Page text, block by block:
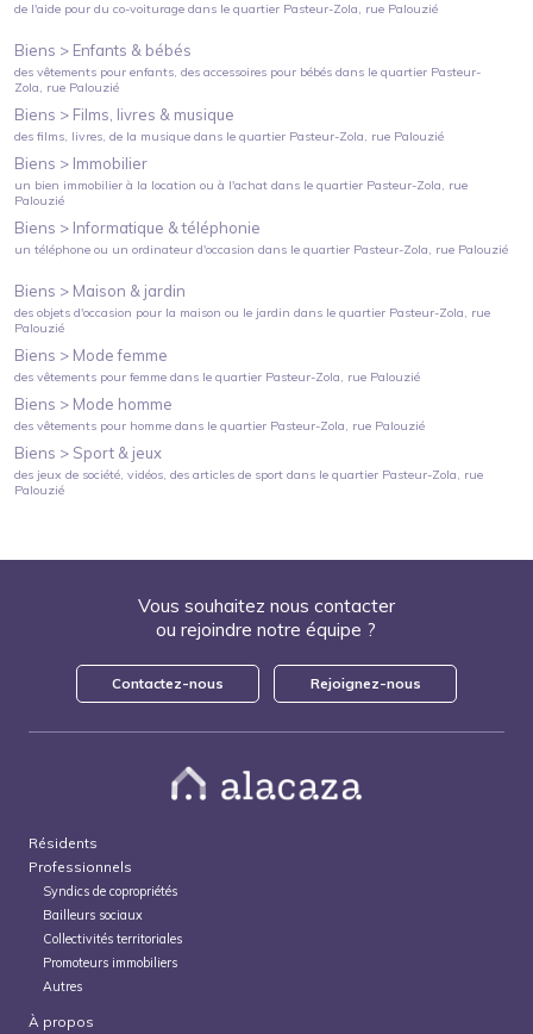
de l'aide pour du co-voiturage dans le quartier Pasteur-Zola, rue Palouzié
Biens > Enfants & bébés
des vêtements pour enfants, des accessoires pour bébés dans le quartier Pasteur-
Zola, rue Palouzié
Biens > Films, livres & musique
des films, livres, de la musique dans le quartier Pasteur-Zola, rue Palouzié
Biens > Immobilier
un bien immobilier à la location ou à l'achat dans le quartier Pasteur-Zola, rue
Palouzié
Biens > Informatique & téléphonie
un téléphone ou un ordinateur d'occasion dans le quartier Pasteur-Zola, rue Palouzié
Biens > Maison & jardin
des objets d'occasion pour la maison ou le jardin dans le quartier Pasteur-Zola, rue
Palouzié
Biens > Mode femme
des vêtements pour femme dans le quartier Pasteur-Zola, rue Palouzié
Biens > Mode homme
des vêtements pour homme dans le quartier Pasteur-Zola, rue Palouzié
Biens > Sport & jeux
des jeux de société, vidéos, des articles de sport dans le quartier Pasteur-Zola, rue
Palouzié
Vous souhaitez nous contacter
ou rejoindre notre équipe ?
Contactez-nous Rejoignez-nous
Résidents
Professionnels
Syndics de copropriétés
Bailleurs sociaux
Collectivités territoriales
Promoteurs immobiliers
Autres
À propos